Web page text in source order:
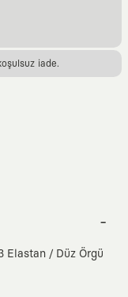
iade.
Elastan / Düz Örgü